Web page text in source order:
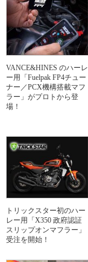
VANCE&HINES のハーレ
ー用「Fuelpak FP4チュー
ナー／PCX機構搭載マフ
ラー」がプロトから登
場！
トリックスター初のハー
レー用「X350 政府認証
スリップオンマフラー」
受注を開始！